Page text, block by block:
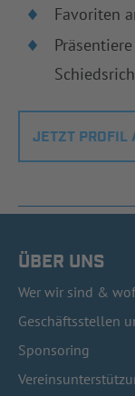
Favoriten
JETZT PROFIL
ÜBER UNS
Wer wir sind &
Geschäftsstellen
Sponsoring